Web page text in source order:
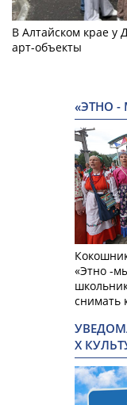
В Алтайском крае
арт-объекты
«ЭТНО -
«Этно -
снимать
Х